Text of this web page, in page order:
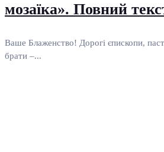
мозаїка». Повний
Ваше Блаженство! Дорогі єпископи,
брати –...